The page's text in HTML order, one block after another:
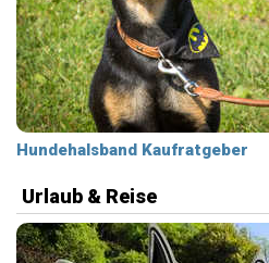
Hundehalsband Kaufratgeber
Urlaub & Reise